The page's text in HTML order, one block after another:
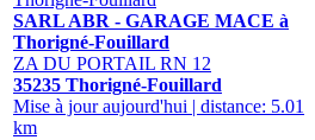
SARL ABR - GARAGE MACE à
Thorigné-Fouillard
ZA DU PORTAIL RN 12
35235 Thorigné-Fouillard
Mise à jour aujourd'hui | distance: 5.01
km